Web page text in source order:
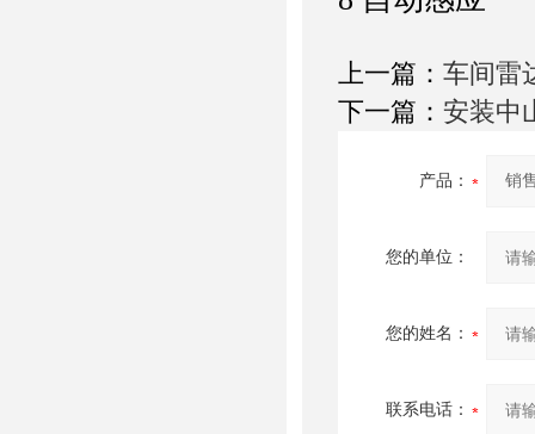
上一篇： 车间雷
下一篇： 安装中
产品：
您的单位：
您的姓名：
联系电话：